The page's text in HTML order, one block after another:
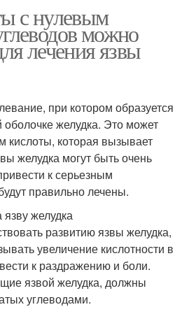
с нулевым
можно
лечения язвы
при котором образуется
оболочке желудка. Это может
кислоты, которая вызывает
желудка могут быть очень
к серьезным
правильно лечены.
желудка
развитию язвы желудка,
увеличение кислотности в
к раздражению и боли.
язвой желудка, должны
углеводами.